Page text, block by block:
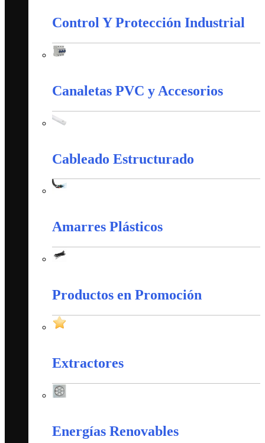
Control Y Protección Industrial
Canaletas PVC y Accesorios
Cableado Estructurado
Amarres Plásticos
Productos en Promoción
Extractores
Energías Renovables